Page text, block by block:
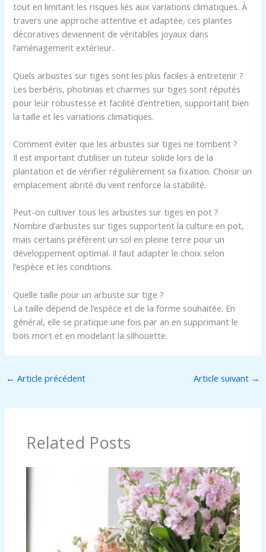
tout en limitant les risques liés aux variations climatiques. À
travers une approche attentive et adaptée, ces plantes
décoratives deviennent de véritables joyaux dans
l’aménagement extérieur.
Quels arbustes sur tiges sont les plus faciles à entretenir ?
Les berbéris, photinias et charmes sur tiges sont réputés
pour leur robustesse et facilité d’entretien, supportant bien
la taille et les variations climatiques.
Comment éviter que les arbustes sur tiges ne tombent ?
Il est important d’utiliser un tuteur solide lors de la
plantation et de vérifier régulièrement sa fixation. Choisir un
emplacement abrité du vent renforce la stabilité.
Peut-on cultiver tous les arbustes sur tiges en pot ?
Nombre d’arbustes sur tiges supportent la culture en pot,
mais certains préfèrent un sol en pleine terre pour un
développement optimal. Il faut adapter le choix selon
l’espèce et les conditions.
Quelle taille pour un arbuste sur tige ?
La taille dépend de l’espèce et de la forme souhaitée. En
général, elle se pratique une fois par an en supprimant le
bois mort et en modelant la silhouette.
← Article précédent Article suivant →
Related Posts